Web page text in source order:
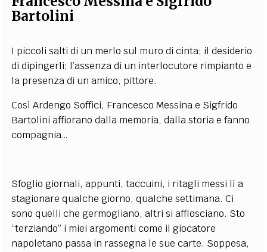
Bartolini
I piccoli salti di un merlo sul muro di cinta; il desiderio
di dipingerli; l’assenza di un interlocutore rimpianto e
la presenza di un amico, pittore.
Così Ardengo Soffici, Francesco Messina e Sigfrido
Bartolini affiorano dalla memoria, dalla storia e fanno
compagnia…
Sfoglio giornali, appunti, taccuini, i ritagli messi lì a
stagionare qualche giorno, qualche settimana. Ci
sono quelli che germogliano, altri si afflosciano. Sto
“terziando” i miei argomenti come il giocatore
napoletano passa in rassegna le sue carte. Soppesa,